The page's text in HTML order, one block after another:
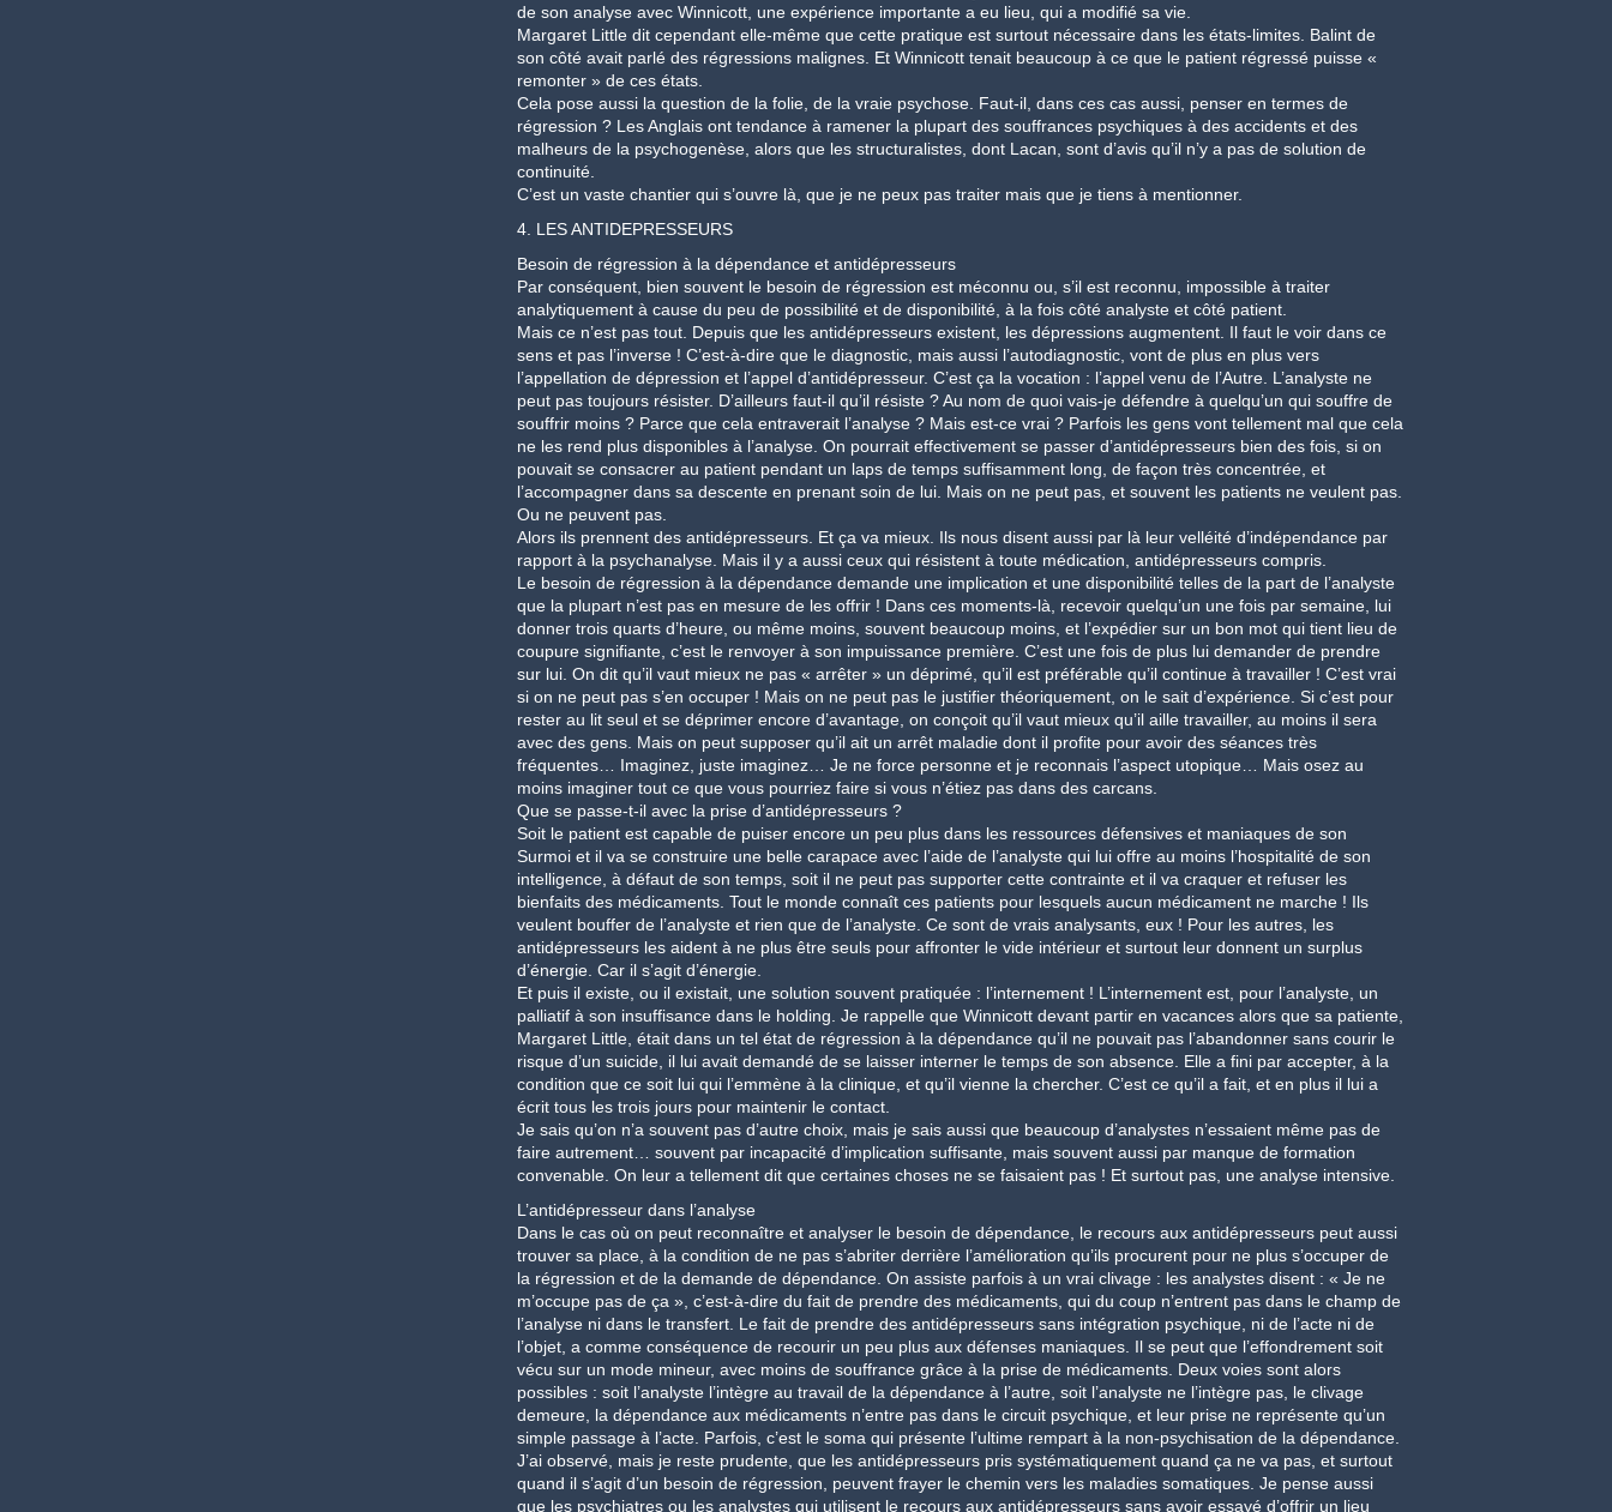
de son analyse avec Winnicott, une expérience importante a eu lieu, qui a modifié sa vie.
Margaret Little dit cependant elle-même que cette pratique est surtout nécessaire dans les états-limites. Balint de
son côté avait parlé des régressions malignes. Et Winnicott tenait beaucoup à ce que le patient régressé puisse «
remonter » de ces états.
Cela pose aussi la question de la folie, de la vraie psychose. Faut-il, dans ces cas aussi, penser en termes de
régression ? Les Anglais ont tendance à ramener la plupart des souffrances psychiques à des accidents et des
malheurs de la psychogenèse, alors que les structuralistes, dont Lacan, sont d’avis qu’il n’y a pas de solution de
continuité.
C’est un vaste chantier qui s’ouvre là, que je ne peux pas traiter mais que je tiens à mentionner.
4. LES ANTIDEPRESSEURS
Besoin de régression à la dépendance et antidépresseurs
Par conséquent, bien souvent le besoin de régression est méconnu ou, s’il est reconnu, impossible à traiter
analytiquement à cause du peu de possibilité et de disponibilité, à la fois côté analyste et côté patient.
Mais ce n’est pas tout. Depuis que les antidépresseurs existent, les dépressions augmentent. Il faut le voir dans ce
sens et pas l’inverse ! C’est-à-dire que le diagnostic, mais aussi l’autodiagnostic, vont de plus en plus vers
l’appellation de dépression et l’appel d’antidépresseur. C’est ça la vocation : l’appel venu de l’Autre. L’analyste ne
peut pas toujours résister. D’ailleurs faut-il qu’il résiste ? Au nom de quoi vais-je défendre à quelqu’un qui souffre de
souffrir moins ? Parce que cela entraverait l’analyse ? Mais est-ce vrai ? Parfois les gens vont tellement mal que cela
ne les rend plus disponibles à l’analyse. On pourrait effectivement se passer d’antidépresseurs bien des fois, si on
pouvait se consacrer au patient pendant un laps de temps suffisamment long, de façon très concentrée, et
l’accompagner dans sa descente en prenant soin de lui. Mais on ne peut pas, et souvent les patients ne veulent pas.
Ou ne peuvent pas.
Alors ils prennent des antidépresseurs. Et ça va mieux. Ils nous disent aussi par là leur velléité d’indépendance par
rapport à la psychanalyse. Mais il y a aussi ceux qui résistent à toute médication, antidépresseurs compris.
Le besoin de régression à la dépendance demande une implication et une disponibilité telles de la part de l’analyste
que la plupart n’est pas en mesure de les offrir ! Dans ces moments-là, recevoir quelqu’un une fois par semaine, lui
donner trois quarts d’heure, ou même moins, souvent beaucoup moins, et l’expédier sur un bon mot qui tient lieu de
coupure signifiante, c’est le renvoyer à son impuissance première. C’est une fois de plus lui demander de prendre
sur lui. On dit qu’il vaut mieux ne pas « arrêter » un déprimé, qu’il est préférable qu’il continue à travailler ! C’est vrai
si on ne peut pas s’en occuper ! Mais on ne peut pas le justifier théoriquement, on le sait d’expérience. Si c’est pour
rester au lit seul et se déprimer encore d’avantage, on conçoit qu’il vaut mieux qu’il aille travailler, au moins il sera
avec des gens. Mais on peut supposer qu’il ait un arrêt maladie dont il profite pour avoir des séances très
fréquentes… Imaginez, juste imaginez… Je ne force personne et je reconnais l’aspect utopique… Mais osez au
moins imaginer tout ce que vous pourriez faire si vous n’étiez pas dans des carcans.
Que se passe-t-il avec la prise d’antidépresseurs ?
Soit le patient est capable de puiser encore un peu plus dans les ressources défensives et maniaques de son
Surmoi et il va se construire une belle carapace avec l’aide de l’analyste qui lui offre au moins l’hospitalité de son
intelligence, à défaut de son temps, soit il ne peut pas supporter cette contrainte et il va craquer et refuser les
bienfaits des médicaments. Tout le monde connaît ces patients pour lesquels aucun médicament ne marche ! Ils
veulent bouffer de l’analyste et rien que de l’analyste. Ce sont de vrais analysants, eux ! Pour les autres, les
antidépresseurs les aident à ne plus être seuls pour affronter le vide intérieur et surtout leur donnent un surplus
d’énergie. Car il s’agit d’énergie.
Et puis il existe, ou il existait, une solution souvent pratiquée : l’internement ! L’internement est, pour l’analyste, un
palliatif à son insuffisance dans le holding. Je rappelle que Winnicott devant partir en vacances alors que sa patiente,
Margaret Little, était dans un tel état de régression à la dépendance qu’il ne pouvait pas l’abandonner sans courir le
risque d’un suicide, il lui avait demandé de se laisser interner le temps de son absence. Elle a fini par accepter, à la
condition que ce soit lui qui l’emmène à la clinique, et qu’il vienne la chercher. C’est ce qu’il a fait, et en plus il lui a
écrit tous les trois jours pour maintenir le contact.
Je sais qu’on n’a souvent pas d’autre choix, mais je sais aussi que beaucoup d’analystes n’essaient même pas de
faire autrement… souvent par incapacité d’implication suffisante, mais souvent aussi par manque de formation
convenable. On leur a tellement dit que certaines choses ne se faisaient pas ! Et surtout pas, une analyse intensive.
L’antidépresseur dans l’analyse
Dans le cas où on peut reconnaître et analyser le besoin de dépendance, le recours aux antidépresseurs peut aussi
trouver sa place, à la condition de ne pas s’abriter derrière l’amélioration qu’ils procurent pour ne plus s’occuper de
la régression et de la demande de dépendance. On assiste parfois à un vrai clivage : les analystes disent : « Je ne
m’occupe pas de ça », c’est-à-dire du fait de prendre des médicaments, qui du coup n’entrent pas dans le champ de
l’analyse ni dans le transfert. Le fait de prendre des antidépresseurs sans intégration psychique, ni de l’acte ni de
l’objet, a comme conséquence de recourir un peu plus aux défenses maniaques. Il se peut que l’effondrement soit
vécu sur un mode mineur, avec moins de souffrance grâce à la prise de médicaments. Deux voies sont alors
possibles : soit l’analyste l’intègre au travail de la dépendance à l’autre, soit l’analyste ne l’intègre pas, le clivage
demeure, la dépendance aux médicaments n’entre pas dans le circuit psychique, et leur prise ne représente qu’un
simple passage à l’acte. Parfois, c’est le soma qui présente l’ultime rempart à la non-psychisation de la dépendance.
J’ai observé, mais je reste prudente, que les antidépresseurs pris systématiquement quand ça ne va pas, et surtout
quand il s’agit d’un besoin de régression, peuvent frayer le chemin vers les maladies somatiques. Je pense aussi
que les psychiatres ou les analystes qui utilisent le recours aux antidépresseurs sans avoir essayé d’offrir un lieu